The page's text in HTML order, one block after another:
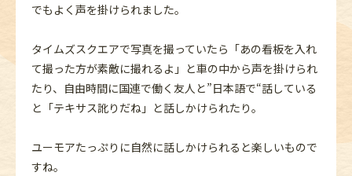
でもよく声を掛けられました。
タイムズスクエアで写真を撮っていたら「あの看板を入れ
て撮った方が素敵に撮れるよ」と車の中から声を掛けられ
たり、自由時間に国連で働く友人と”日本語で“話している
と「テキサス訛りだね」と話しかけられたり。
ユーモアたっぷりに自然に話しかけられると楽しいもので
すね。